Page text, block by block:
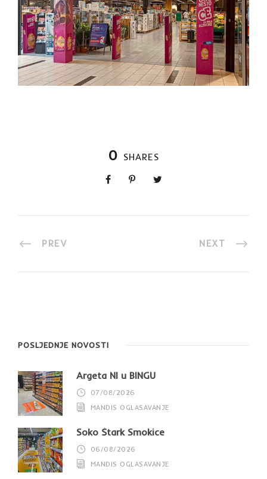
0 SHARES
PREV NEXT
POSLJEDNJE NOVOSTI
Argeta NI u BINGU
07/08/2026
MANDIS OGLASAVANJE
Soko Štark Smokice
06/08/2026
MANDIS OGLASAVANJE